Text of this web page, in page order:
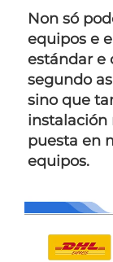
Non só
equipos e
estándar e
segundo
sino que
instalación
puesta en
equipos.